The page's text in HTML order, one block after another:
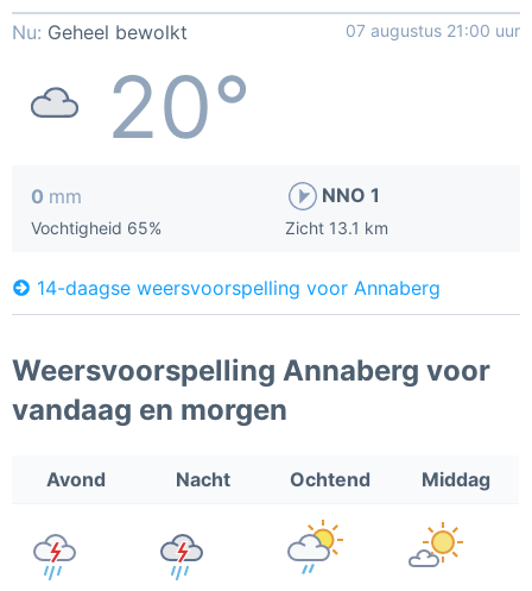
Nu: Geheel bewolkt 07 augustus 21:00 uur
20°
0 mm
Vochtigheid 65%
NNO 1
Zicht 13.1 km
14-daagse weersvoorspelling voor Annaberg
Weersvoorspelling Annaberg voor
vandaag en morgen
Avond Nacht Ochtend Middag